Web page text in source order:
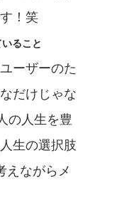
！笑
ること
ーザーのた
だけじゃな
の人生を豊
生の選択肢
えながらメ